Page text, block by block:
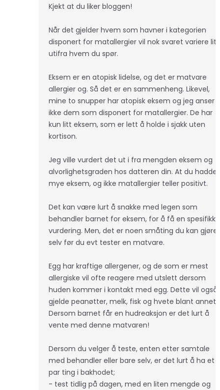
Kjekt at du liker bloggen!
Når det gjelder hvem som havner i kategorien
disponert for matallergier vil nok svaret variere litt
utifra hvem du spør.
Eksem er en atopisk lidelse, og det er matvare
allergier og. Så det er en sammenheng. Likevel,
mine to snupper har atopisk eksem og jeg anser
ikke dem som disponert for matallergier. De har
kun litt eksem, som er lett å holde i sjakk uten
kortison.
Jeg ville vurdert det ut i fra mengden eksem og
alvorlighetsgraden hos datteren din. At du hadde
mye eksem, og ikke matallergier teller positivt.
Det kan være lurt å snakke med legen som
behandler barnet for eksem, for å få en spesifikk
vurdering. Men, det er noen småting du kan gjøre
selv før du evt tester en matvare.
Egg har kraftige allergener, og de som er mest
allergiske vil ofte reagere med utslett dersom
huden kommer i kontakt med egg. Dette vil også
gjelde peanøtter, melk, fisk og hvete blant annet.
Dersom barnet får en hudreaksjon er det lurt å
vente med denne matvaren!
Dersom du velger å teste, enten etter samtale
med behandler eller bare selv, er det lurt å ha et
par ting i bakhodet;
- test tidlig på dagen, med en liten mengde og